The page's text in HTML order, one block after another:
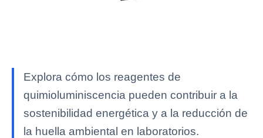
Explora cómo los reagentes de
quimioluminiscencia pueden contribuir a la
sostenibilidad energética y a la reducción de
la huella ambiental en laboratorios.